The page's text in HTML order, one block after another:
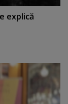
explică